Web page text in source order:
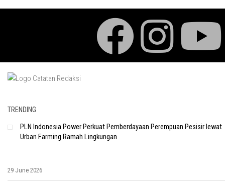
TRENDING
PLN Indonesia Power Perkuat Pemberdayaan Perempuan Pesisir lewat
Urban Farming Ramah Lingkungan
29 June 2026